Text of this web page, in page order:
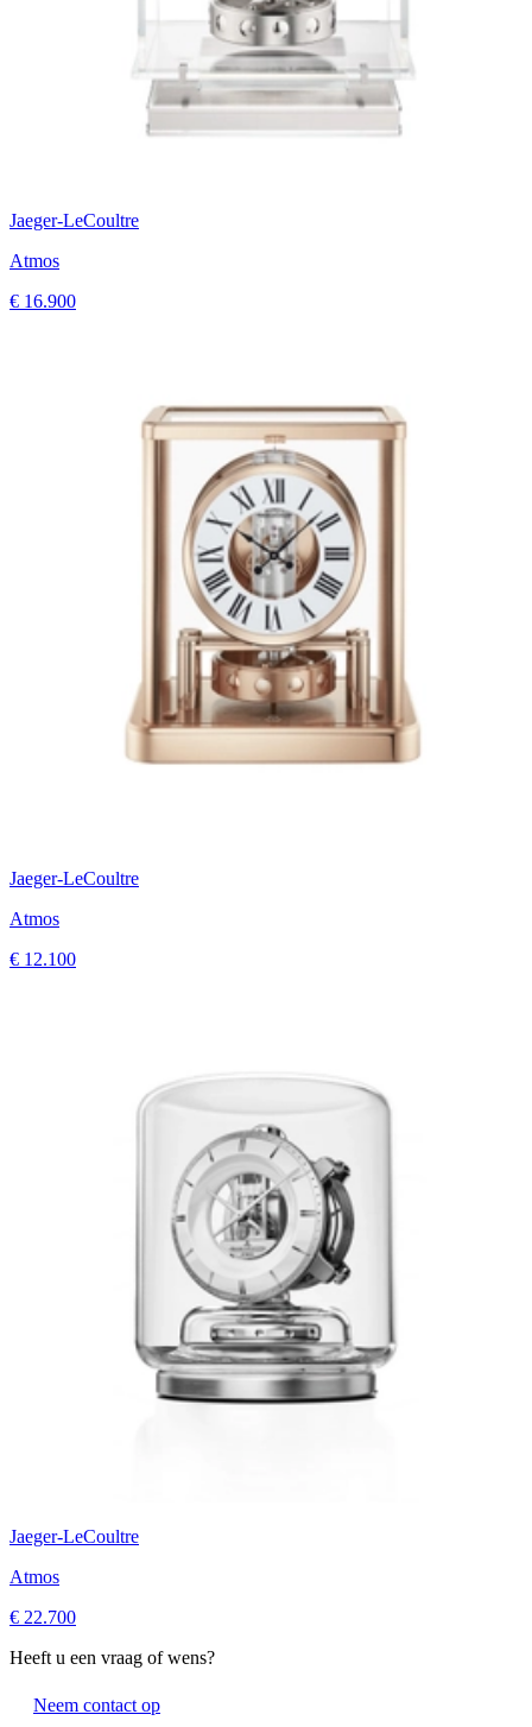
Jaeger-LeCoultre
Atmos
€ 16.900
Jaeger-LeCoultre
Atmos
€ 12.100
Jaeger-LeCoultre
Atmos
€ 22.700
Heeft u een vraag of wens?
Neem contact op